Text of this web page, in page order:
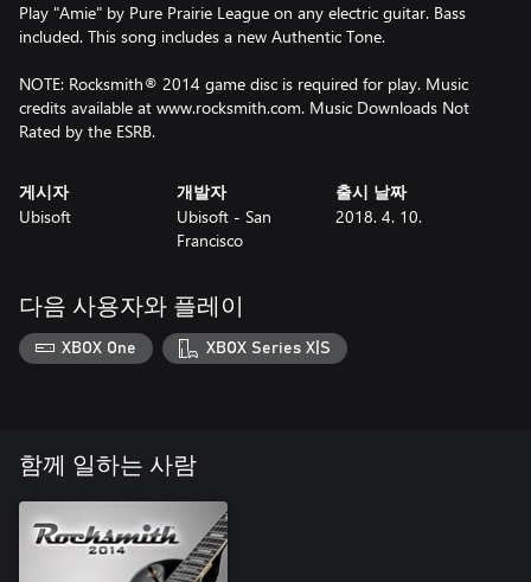
Play "Amie" by Pure Prairie League on any electric guitar. Bass
included. This song includes a new Authentic Tone.
NOTE: Rocksmith® 2014 game disc is required for play. Music
credits available at www.rocksmith.com. Music Downloads Not
Rated by the ESRB.
게시자
Ubisoft
개발자
Ubisoft - San
Francisco
출시 날짜
2018. 4. 10.
다음 사용자와 플레이
XBOX One XBOX Series X|S
함께 일하는 사람